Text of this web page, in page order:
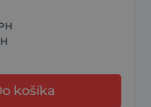
košíka